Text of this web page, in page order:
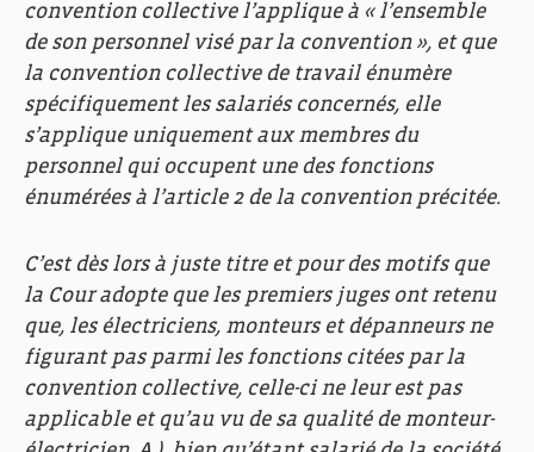
convention collective l’applique à « l’ensemble
de son personnel visé par la convention », et que
la convention collective de travail énumère
spécifiquement les salariés concernés, elle
s’applique uniquement aux membres du
personnel qui occupent une des fonctions
énumérées à l’article 2 de la convention précitée.
C’est dès lors à juste titre et pour des motifs que
la Cour adopte que les premiers juges ont retenu
que, les électriciens, monteurs et dépanneurs ne
figurant pas parmi les fonctions citées par la
convention collective, celle-ci ne leur est pas
applicable et qu’au vu de sa qualité de monteur-